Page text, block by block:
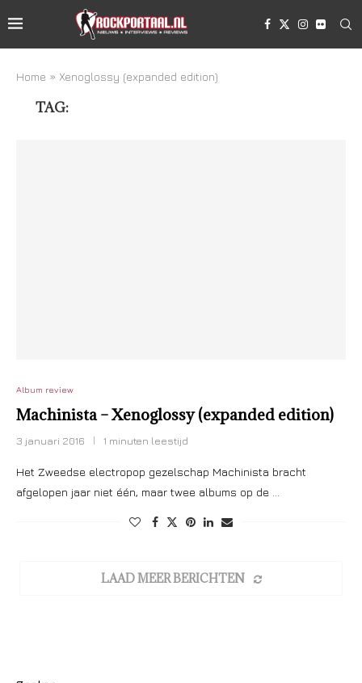
Home » Xenoglossy (expanded edition)
TAG:
Album review
Machinista – Xenoglossy (expanded edition)
3 januari 2016 1 minuten leestijd
Het Zweedse electropop gezelschap Machinista bracht
afgelopen jaar niet één, maar twee albums op de …
LAAD MEER BERICHTEN